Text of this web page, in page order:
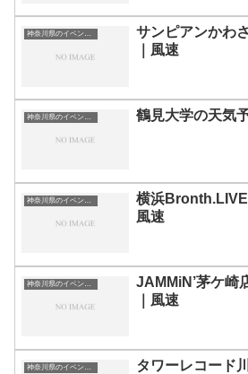
神奈川県のイベント会場一覧
サンピアンかわ
｜風速
神奈川県のイベント会場一覧 鶴見大学の天気
横浜Bronth.LIVE
風速
JAMMiN’茅ケ崎
｜風速
タワーレコード